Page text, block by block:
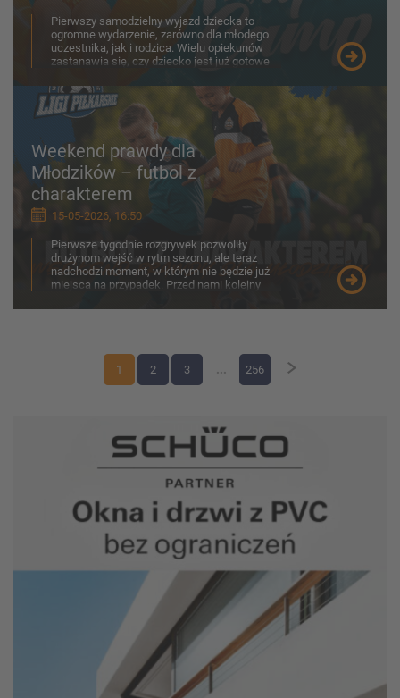
Pierwszy samodzielny wyjazd dziecka to
ogromne wydarzenie, zarówno dla młodego
uczestnika, jak i rodzica. Wielu opiekunów
zastanawia się, czy dziecko jest już gotowe
Weekend prawdy dla
Młodzików – futbol z
charakterem
15-05-2026, 16:50
Pierwsze tygodnie rozgrywek pozwoliły
drużynom wejść w rytm sezonu, ale teraz
nadchodzi moment, w którym nie będzie już
miejsca na przypadek. Przed nami kolejny
1 2 3 ... 256